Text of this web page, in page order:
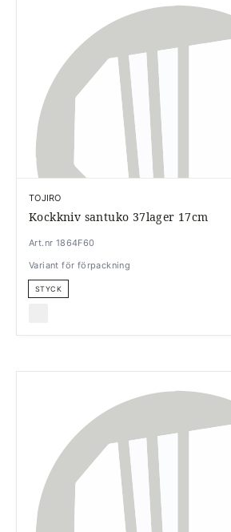
TOJIRO
Kockkniv santuko 37lager 17cm
Art.nr 1864F60
Variant för förpackning
STYCK